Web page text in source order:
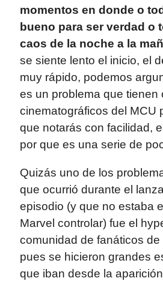
momentos en donde o
bueno para ser verdad o
caos de la noche a la
se siente lento el inicio, el
muy rápido, podemos
es un problema que tienen
cinematográficos del MCU
que notarás con facilidad,
por que es una serie de
Quizás uno de los
que ocurrió durante el
episodio (y que no estaba
Marvel controlar) fue el
comunidad de fanáticos
pues se hicieron grandes
que iban desde la